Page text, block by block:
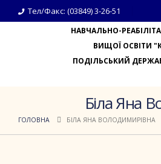
Тел/Факс: (03849) 3-26-51
НАВЧАЛЬНО-
ВИЩОЇ ОСВІТИ
ПОДІЛЬСЬКИЙ
Біла Яна
ГОЛОВНА БІЛА ЯНА ВОЛОДИМИРІВНА